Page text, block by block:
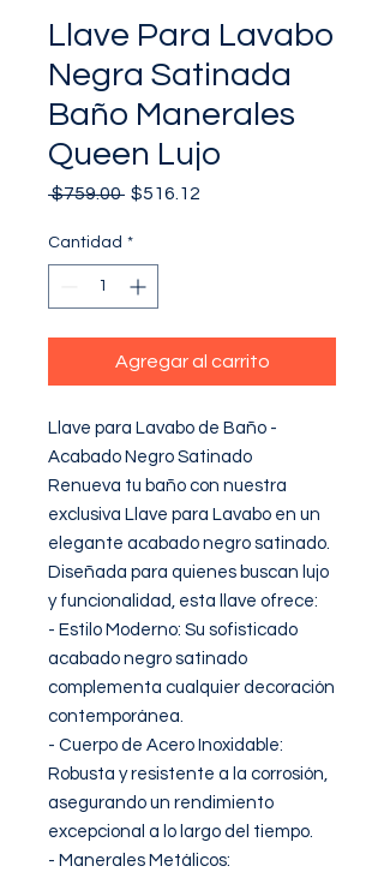
Llave Para Lavabo
Negra Satinada
Baño Manerales
Queen Lujo
$759.00 Precio
$516.12
Cantidad *
Agregar al carrito
Llave para Lavabo de Baño -
Acabado Negro Satinado
Renueva tu baño con nuestra
exclusiva Llave para Lavabo en un
elegante acabado negro satinado.
Diseñada para quienes buscan lujo
y funcionalidad, esta llave ofrece:
- Estilo Moderno: Su sofisticado
acabado negro satinado
complementa cualquier decoración
contemporánea.
- Cuerpo de Acero Inoxidable:
Robusta y resistente a la corrosión,
asegurando un rendimiento
excepcional a lo largo del tiempo.
- Manerales Metálicos: